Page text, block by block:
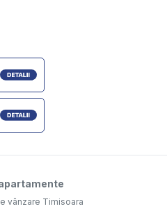
vânzare Timisoara